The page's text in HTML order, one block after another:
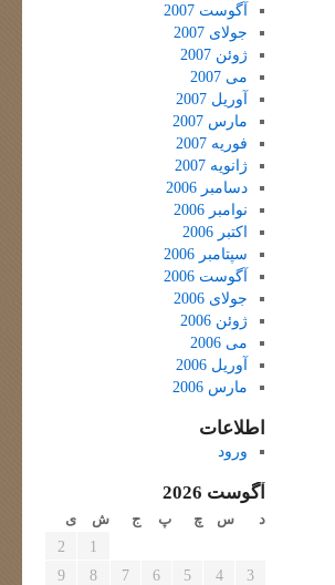
آگوست 2007
جولای 2007
ژوئن 2007
می 2007
آوریل 2007
مارس 2007
فوریه 2007
ژانویه 2007
دسامبر 2006
نوامبر 2006
اکتبر 2006
سپتامبر 2006
آگوست 2006
جولای 2006
ژوئن 2006
می 2006
آوریل 2006
مارس 2006
اطلاعات
ورود
آگوست 2026
د س چ پ ج ش ی
1
2
3
4
5
6
7
8
9